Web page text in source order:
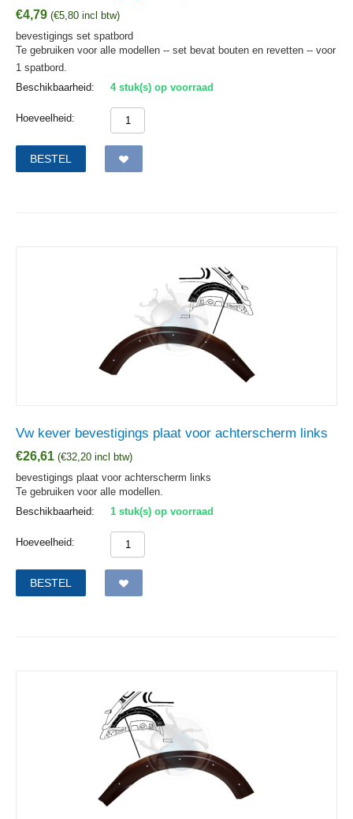
€4,79 (€5,80 incl btw)
bevestigings set spatbord
Te gebruiken voor alle modellen -- set bevat bouten en revetten -- voor
1 spatbord.
Beschikbaarheid:
4 stuk(s) op voorraad
Hoeveelheid:
BESTEL
Vw kever bevestigings plaat voor achterscherm links
€26,61 (€32,20 incl btw)
bevestigings plaat voor achterscherm links
Te gebruiken voor alle modellen.
Beschikbaarheid:
1 stuk(s) op voorraad
Hoeveelheid:
BESTEL